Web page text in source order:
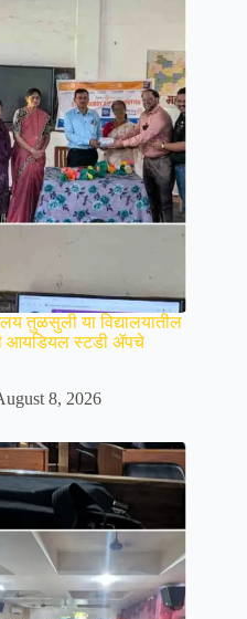
तुळसुली या विद्यालयातील
आयडियल स्टडी ॲपचे
8, 2026